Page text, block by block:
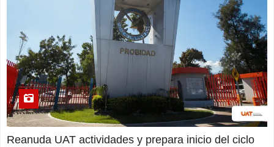
Reanuda UAT actividades y prepara inicio del ciclo